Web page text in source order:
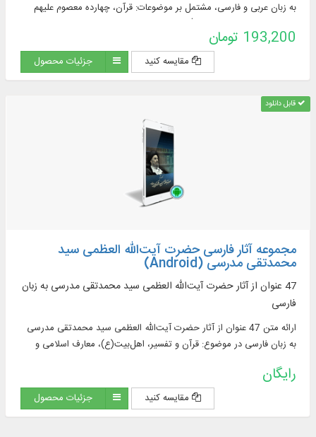
به زبان عربی و فارسی، مشتمل بر موضوعات: قرآن، چهارده معصوم علیهم
العباس علیه السلام و ...
193,200 تومان
مقایسه کنید جزئیات محصول
قابل دانلود
مجموعه آثار فارسی حضرت آیت‌الله العظمی سید
محمدتقی مدرسی (Android)
47 عنوان از آثار حضرت آیت‌الله العظمی سید محمدتقی مدرسی به زبان
فارسی
ارائه متن 47 عنوان از آثار حضرت آیت‌الله العظمی سید محمدتقی مدرسی
به زبان فارسی در موضوع: قرآن و تفسیر، اهل‌بیت(ع)، معارف اسلامی و
رایگان
مقایسه کنید جزئیات محصول